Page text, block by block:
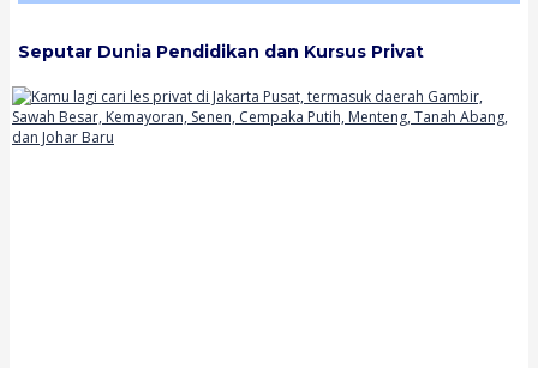
Seputar Dunia Pendidikan dan Kursus Privat